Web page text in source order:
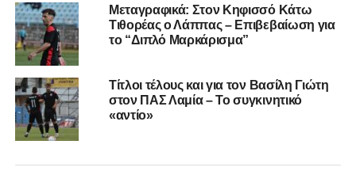
Μεταγραφικά: Στον Κηφισσό Κάτω
Τιθορέας ο Λάππας – Επιβεβαίωση για
το “Διπλό Μαρκάρισμα”
Τίτλοι τέλους και για τον Βασίλη Γιώτη
στον ΠΑΣ Λαμία – Το συγκινητικό
«αντίο»